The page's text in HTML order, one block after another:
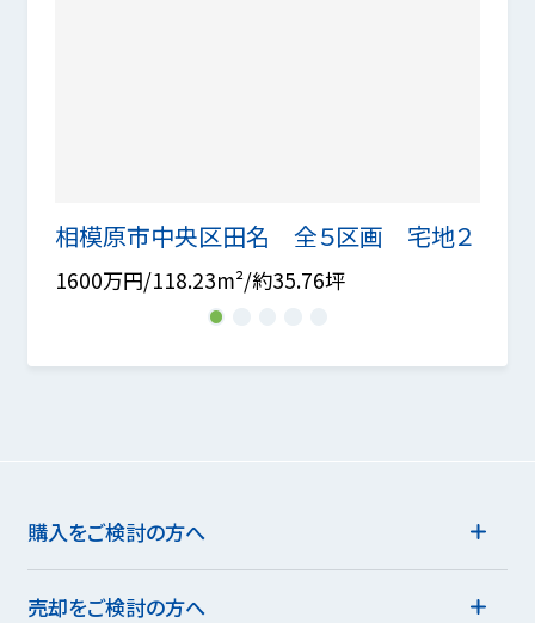
相模原市中央区田名 全５区画 宅地２
1600万円/118.23m²/約35.76坪
1
購入をご検討の方へ
売却をご検討の方へ